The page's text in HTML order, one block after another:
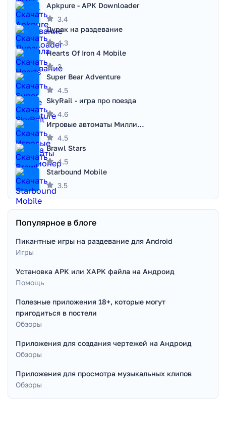
Apkpure - APK Downloader
3.4
Дурак на раздевание
4.3
Hearts Of Iron 4 Mobile
3
Super Bear Adventure
4.5
SkyRail - игра про поезда
4.6
Игровые автоматы Миллионер
4.5
Brawl Stars
4.5
Starbound Mobile
3.5
Популярное в блоге
Пикантные игры на раздевание для Android
Игры
Установка APK или XAPK файла на Андроид
Помощь
Полезные приложения 18+, которые могут
пригодиться в постели
Обзоры
Приложения для создания чертежей на Андроид
Обзоры
Приложения для просмотра музыкальных клипов
Обзоры